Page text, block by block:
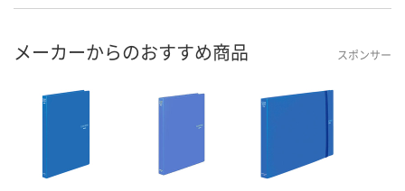
メーカーからのおすすめ商品 スポンサー